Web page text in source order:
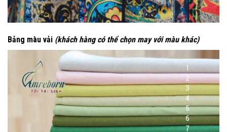
Bảng màu vải (khách hàng có thể chọn may với màu khác)